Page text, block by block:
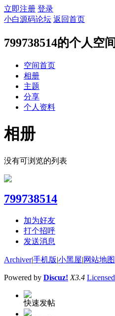
立即注册 登录
小白源码论坛 返回首页
799738514的个人空间
空间首页
相册
主题
分享
个人资料
相册
没有可浏览的列表
799738514
加为好友
打个招呼
发送消息
Archiver|手机版|小黑屋|网站地图
Powered by Discuz! X3.4 Licensed
快速发帖